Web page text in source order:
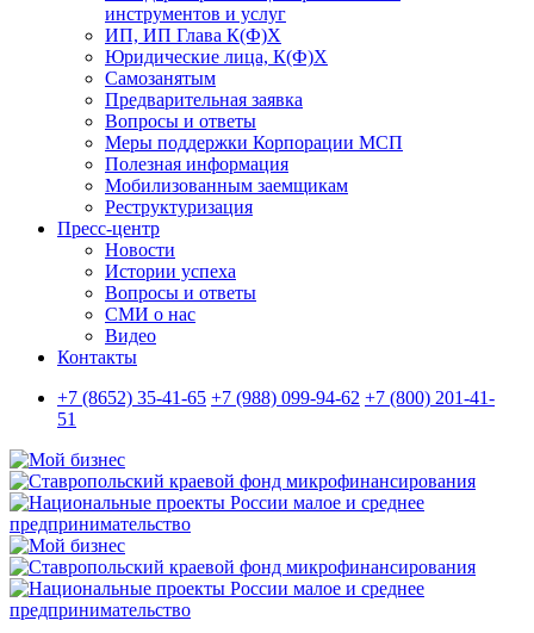
инструментов и услуг
ИП, ИП Глава К(Ф)Х
Юридические лица, К(Ф)Х
Самозанятым
Предварительная заявка
Вопросы и ответы
Меры поддержки Корпорации МСП
Полезная информация
Мобилизованным заемщикам
Реструктуризация
Пресс-центр
Новости
Истории успеха
Вопросы и ответы
СМИ о нас
Видео
Контакты
+7 (8652) 35-41-65 +7 (988) 099-94-62 +7 (800) 201-41-
51